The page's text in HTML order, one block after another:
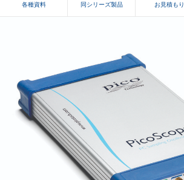
各種資料 同シリーズ製品 お見積もり